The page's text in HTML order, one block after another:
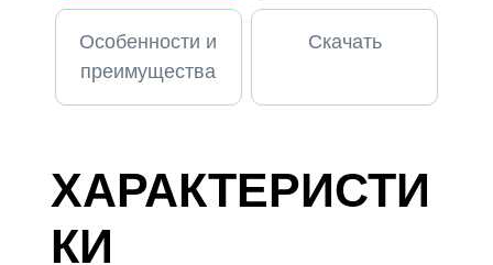
Особенности и
преимущества
Скачать
ХАРАКТЕРИСТИ
КИ